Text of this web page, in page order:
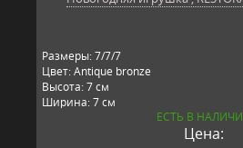
Размеры: 7/7/7
Цвет: Antique bronze
Высота: 7 см
Ширина: 7 см
ЕСТЬ В
Цена: